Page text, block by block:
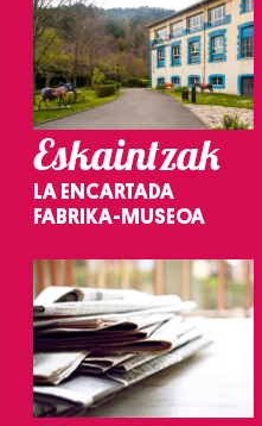
Eskaintzak
LA ENCARTADA
FABRIKA-MUSEOA